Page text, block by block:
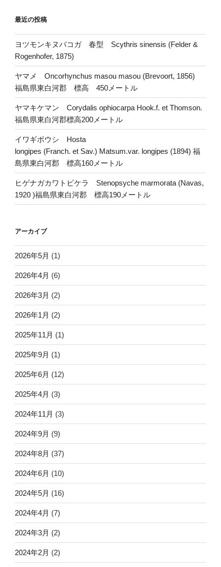
最近の投稿
ヨツモンキヌバコガ 春型 Scythris sinensis (Felder &
Rogenhofer, 1875)
ヤマメ Oncorhynchus masou masou (Brevoort, 1856)
福島県東白河郡 標高 450メートル
ヤマキケマン Corydalis ophiocarpa Hook.f. et Thomson.
福島県東白河郡標高200メートル
イワギボウシ Hosta
longipes (Franch. et Sav.) Matsum.var. longipes (1894) 福
島県東白河郡 標高160メートル
ヒゲナガカワトビケラ Stenopsyche marmorata (Navas,
1920 )福島県東白河郡 標高190メートル
アーカイブ
2026年5月 (1)
2026年4月 (6)
2026年3月 (2)
2026年1月 (2)
2025年11月 (1)
2025年9月 (1)
2025年6月 (12)
2025年4月 (3)
2024年11月 (3)
2024年9月 (9)
2024年8月 (37)
2024年6月 (10)
2024年5月 (16)
2024年4月 (7)
2024年3月 (2)
2024年2月 (2)